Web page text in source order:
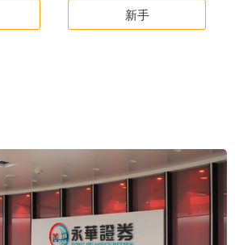
新手